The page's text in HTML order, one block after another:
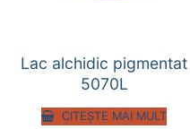
Lac alchidic pigmentat
5070L
CITEȘTE MAI MULT